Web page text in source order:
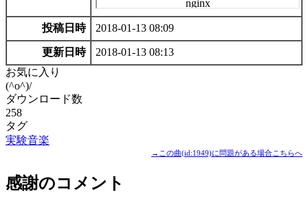
投稿日時 2018-01-13 08:09
更新日時
2018-01-13 08:13
お気に入り
(^o^)/
ダウンロード数
258
タグ
実験音楽
→この曲(id:1949)に問題がある場合こちらへ
感謝のコメント